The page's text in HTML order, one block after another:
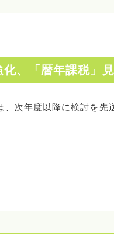
、「暦年課税」
、次年度以降に検討を